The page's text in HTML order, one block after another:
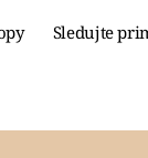
Sledujte